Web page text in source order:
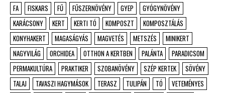
FA
FISKARS FŰ FŰSZERNÖVÉNY GYEP
GYÓGYNÖVÉNY
KARÁCSONY
KERT KERTI TÓ KOMPOSZT
KOMPOSZTÁLÁS
KONYHAKERT
MAGASÁGYÁS MAGVETÉS METSZÉS
MINIKERT
NAGYVILÁG
ORCHIDEA OTTHON A KERTBEN PALÁNTA
PARADICSOM
PERMAKULTÚRA
PRAKTIKER SZOBANÖVÉNY SZÉP KERTEK
SÖVÉNY
TALAJ
TAVASZI HAGYMÁSOK TERASZ TULIPÁN TÓ
VETEMÉNYES